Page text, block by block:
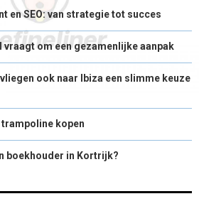
en SEO: van strategie tot succes
om een gezamenlijke aanpak
ook naar Ibiza een slimme keuze
kopen
boekhouder in Kortrijk?